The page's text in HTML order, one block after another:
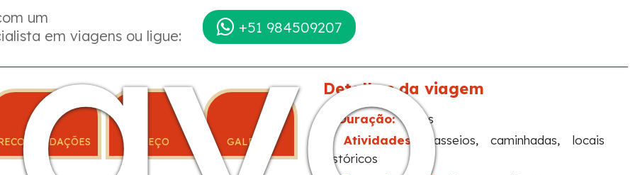
um
em viagens ou ligue:
+51 984509207
PREÇO GALERÍA
Detalhes da viagem
Duração:1 dias
Atividades:
Passeios, caminhadas, locais
históricos